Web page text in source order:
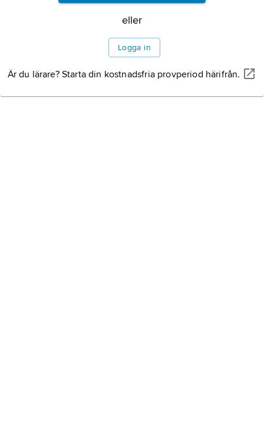
eller
Logga in
Är du lärare? Starta din kostnadsfria provperiod härifrån.